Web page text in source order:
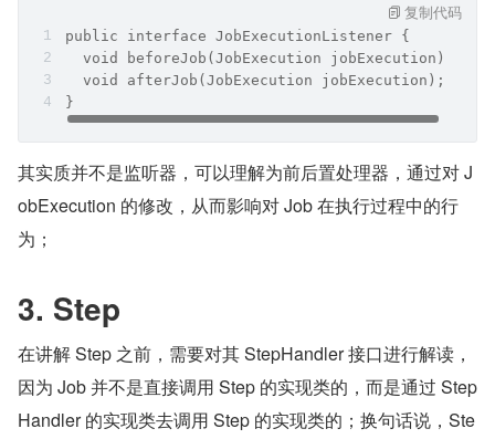
public interface JobExecutionListener {
  void beforeJob(JobExecution jobExecution);
  void afterJob(JobExecution jobExecution);
}
复制代码
其实质并不是监听器，可以理解为前后置处理器，通过对 J
obExecution 的修改，从而影响对 Job 在执行过程中的行
为；
3. Step
在讲解 Step 之前，需要对其 StepHandler 接口进行解读，
因为 Job 并不是直接调用 Step 的实现类的，而是通过 Step
Handler 的实现类去调用 Step 的实现类的；换句话说，Ste